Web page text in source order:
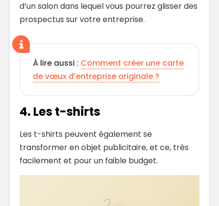
d’un salon dans lequel vous pourrez glisser des
prospectus sur votre entreprise.
À lire aussi : Comment créer une carte
de vœux d’entreprise originale ?
4. Les t-shirts
Les t-shirts peuvent également se
transformer en objet publicitaire, et ce, très
facilement et pour un faible budget.